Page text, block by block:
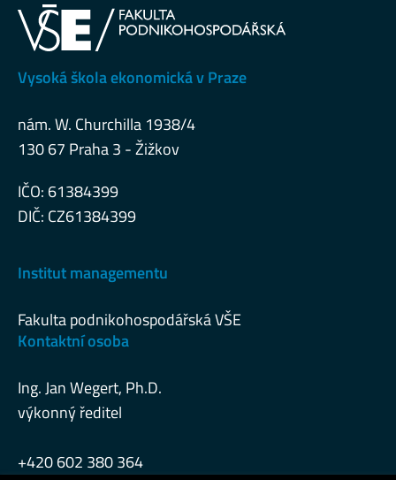
Vysoká škola ekonomická v Praze
nám. W. Churchilla 1938/4
130 67 Praha 3 - Žižkov
IČO: 61384399
DIČ: CZ61384399
Institut managementu
Fakulta podnikohospodářská VŠE
Kontaktní osoba
Ing. Jan Wegert, Ph.D.
výkonný ředitel
+420 602 380 364